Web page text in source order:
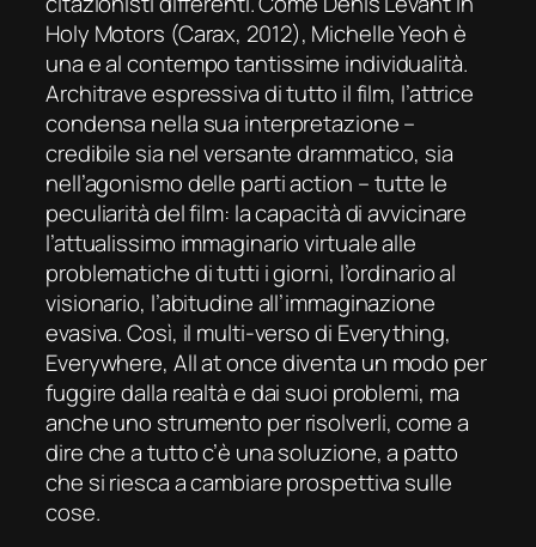
Holy Motors (Carax, 2012), Michelle Yeoh è
unae al contempotantissime individualità.
Architrave espressiva di tutto il film, l’attrice
condensa nella sua interpretazione –
credibile sia nel versante drammatico, sia
nell’agonismo delle partiaction – tutte le
peculiarità del film: la capacità di avvicinare
l’attualissimo immaginario virtuale alle
problematiche di tutti i giorni, l’ordinario al
visionario, l’abitudine all’immaginazione
evasiva. Così, il multi-verso di Everything,
Everywhere, All at oncediventa un modo per
fuggire dalla realtà e dai suoi problemi, ma
anche uno strumento per risolverli, come a
dire che a tutto c’è una soluzione, a patto
che si riesca a cambiare prospettiva sulle
cose.